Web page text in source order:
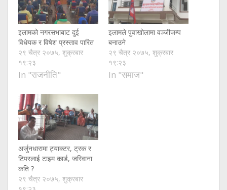
इलामको नगरसभाबाट दुई
विधेयक र विषेश प्रस्ताव पारित
२९ चैत्र २०७५, शुक्रबार
१९:२३
In "राजनीति"
इलामले पुवाखोलामा वञ्जीजम्प
बनाउने
२९ चैत्र २०७५, शुक्रबार
१९:२३
In "समाज"
अर्जुनधारामा ट्याक्टर, ट्रक र
टिपरलाई टाइम कार्ड, जरिवाना
कति ?
२९ चैत्र २०७५, शुक्रबार